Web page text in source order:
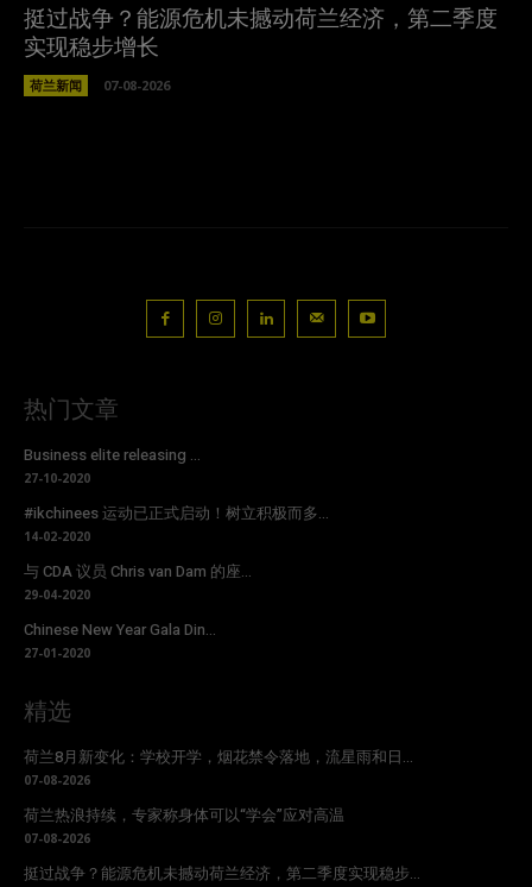
挺过战争？能源危机未撼动荷兰经济，第二季度
实现稳步增长
荷兰新闻 07-08-2026
热门文章
Business elite releasing ...
27-10-2020
#ikchinees 运动已正式启动！树立积极而多...
14-02-2020
与 CDA 议员 Chris van Dam 的座...
29-04-2020
Chinese New Year Gala Din...
27-01-2020
精选
荷兰8月新变化：学校开学，烟花禁令落地，流星雨和日...
07-08-2026
荷兰热浪持续，专家称身体可以“学会”应对高温
07-08-2026
挺过战争？能源危机未撼动荷兰经济，第二季度实现稳步...